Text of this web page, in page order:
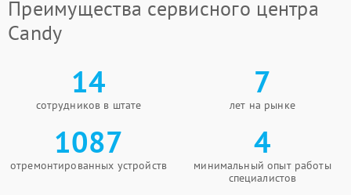
Преимущества сервисного центра
Candy
14
сотрудников в штате
7
лет на рынке
1087
отремонтированных устройств
4
минимальный опыт работы
специалистов